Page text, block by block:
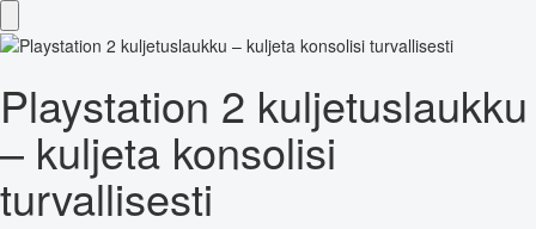
Playstation 2 kuljetuslaukku
– kuljeta konsolisi
turvallisesti